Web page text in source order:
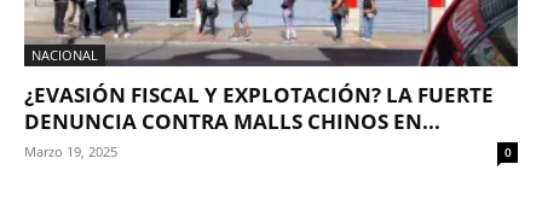
NACIONAL
¿EVASIÓN FISCAL Y EXPLOTACIÓN? LA FUERTE
DENUNCIA CONTRA MALLS CHINOS EN...
Marzo 19, 2025 0